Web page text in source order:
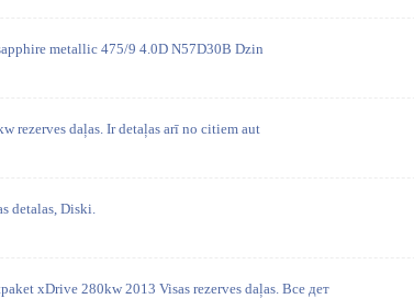
metallic 475/9 4.0D N57D30B Dzin
rezerves daļas. Ir detaļas arī no citiem aut
detalas, Diski.
xDrive 280kw 2013 Visas rezerves daļas. Все дет